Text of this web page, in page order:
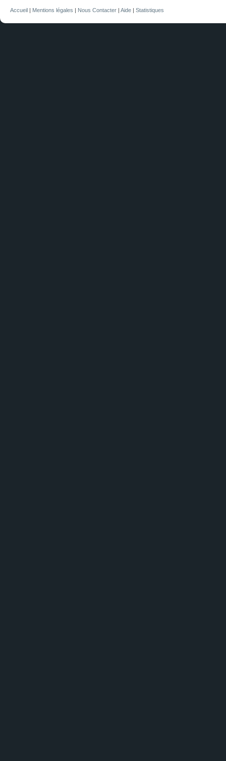
Accueil | Mentions légales | Nous Contacter | Aide | Statistiques